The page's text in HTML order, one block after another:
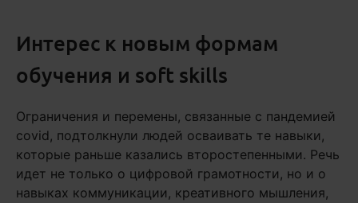
Интерес к новым формам
обучения и soft skills
Ограничения и перемены, связанные с пандемией
covid, подтолкнули людей осваивать те навыки,
которые раньше казались второстепенными. Речь
идет не только о цифровой грамотности, но и о
навыках коммуникации, креативного мышления,